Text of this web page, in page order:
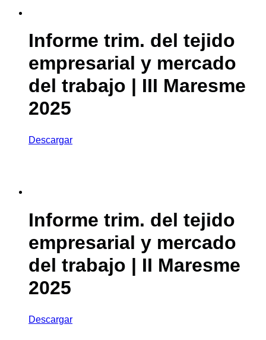
Informe trim. del tejido
empresarial y mercado
del trabajo | III Maresme
2025
Descargar
Informe trim. del tejido
empresarial y mercado
del trabajo | II Maresme
2025
Descargar